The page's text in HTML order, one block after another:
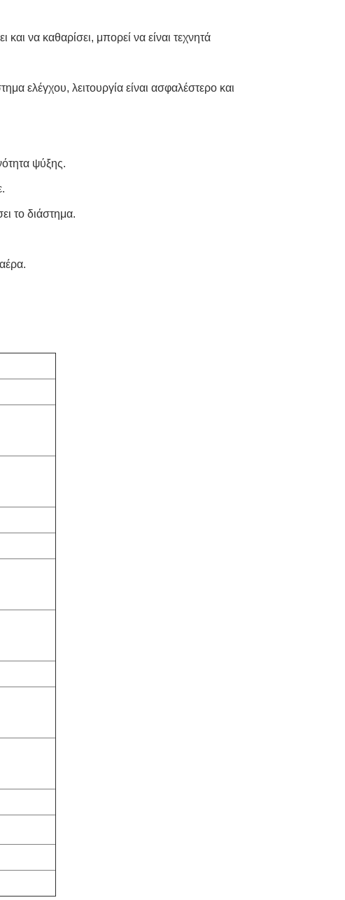
να καθαρίσει, μπορεί να είναι τεχνητά
ελέγχου, λειτουργία είναι ασφαλέστερο και
ψύξης.
το διάστημα.